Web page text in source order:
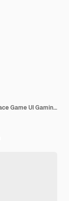
Nível completo UI de jogo Popup 2D Interface Game UI Gaming UI 2D Estilo de madeira UI de jogo